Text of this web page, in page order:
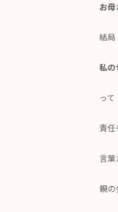
お母
結局
私の
って
責任
言葉
親の